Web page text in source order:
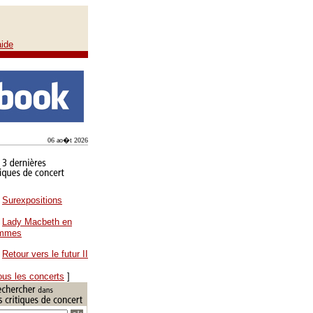
06 ao�t 2026
Surexpositions
Lady Macbeth en
Retour vers le futur II
les concerts ]